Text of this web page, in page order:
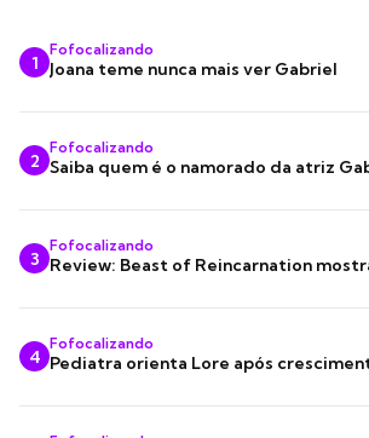
1
Fofocalizando
Joana teme nunca mais ver Gabriel
2
Fofocalizando
Saiba quem é o namorado da atriz
3
Fofocalizando
Review: Beast of Reincarnation
4
Fofocalizando
Pediatra orienta Lore após